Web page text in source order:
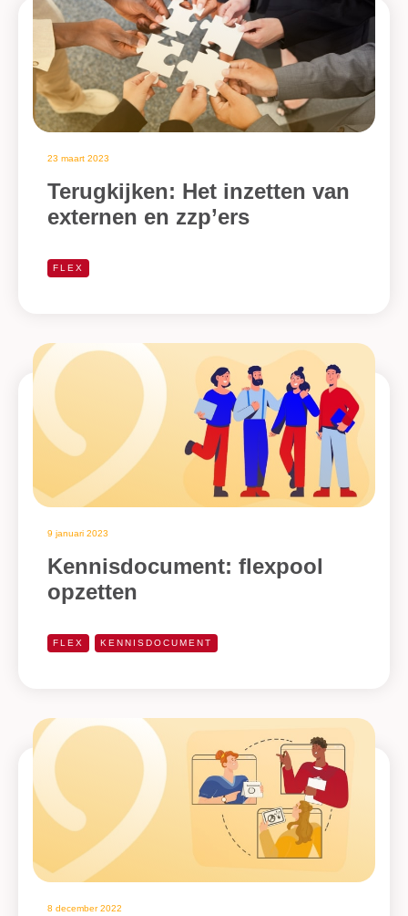
23 maart 2023
Terugkijken: Het inzetten van
externen en zzp’ers
FLEX
9 januari 2023
Kennisdocument: flexpool
opzetten
FLEX KENNISDOCUMENT
8 december 2022